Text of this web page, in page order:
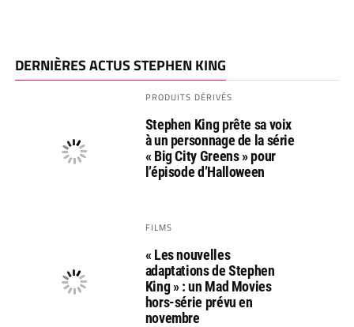
DERNIÈRES ACTUS STEPHEN KING
PRODUITS DÉRIVÉS
Stephen King prête sa voix
à un personnage de la série
« Big City Greens » pour
l’épisode d’Halloween
FILMS
« Les nouvelles
adaptations de Stephen
King » : un Mad Movies
hors-série prévu en
novembre